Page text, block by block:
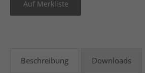
Beschreibung Downloads